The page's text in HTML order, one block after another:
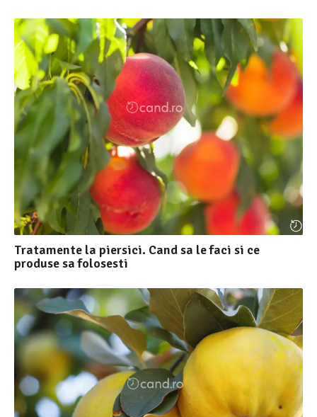
Tratamente la piersici. Cand sa le faci si ce
produse sa folosesti